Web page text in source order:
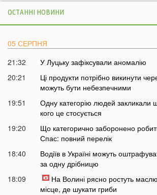
ОСТАННІ НОВИНИ
05 СЕРПНЯ
21:32
У Луцьку зафіксували аномалію
20:21
Ці продукти потрібно викинути
можуть бути небезпечними
19:51
Одну категорію людей закликали
кого це стосується
19:20
Що категорично заборонено
Спас: повний перелік
18:40
Водіїв в Україні можуть
за одну дрібницю
18:09
На Волині рясно ростуть
місце, де шукати гриби